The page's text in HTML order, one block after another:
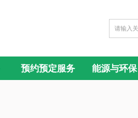
预约预定服务 能源与环保